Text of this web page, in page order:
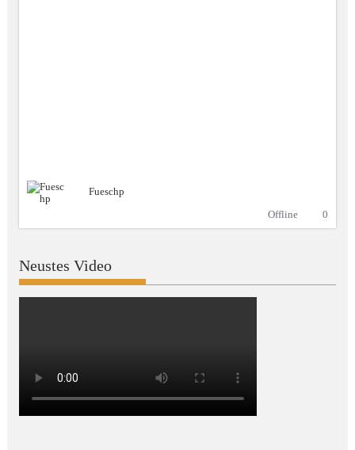
Fueschp
Offline
0
Neustes Video